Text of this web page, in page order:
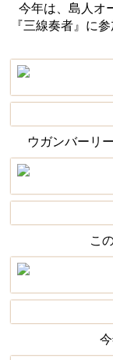
今年は、島人オ
『三線奏者』に
ウガンバーリ
こ